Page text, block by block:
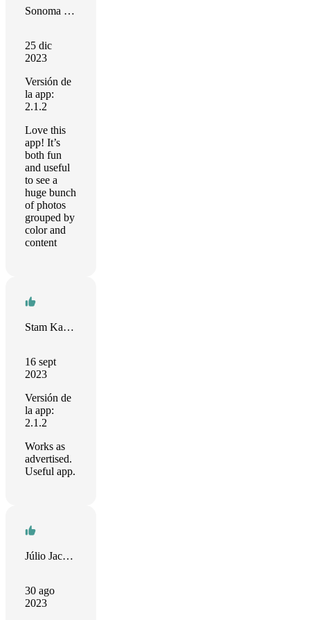
Sonoma Mann
25 dic
2023
Versión de
la app:
2.1.2
Love this
app! It’s
both fun
and useful
to see a
huge bunch
of photos
grouped by
color and
content
Stam Kapetanakis
16 sept
2023
Versión de
la app:
2.1.2
Works as
advertised.
Useful app.
Júlio Jacovenko
30 ago
2023